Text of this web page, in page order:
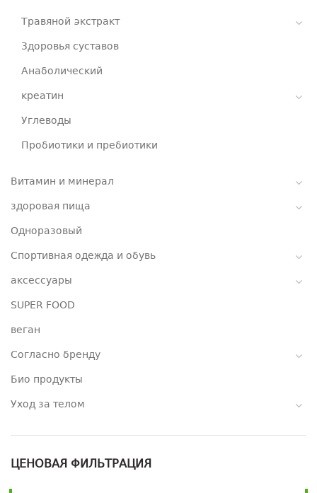
Травяной экстракт
Здоровья суставов
Анаболический
креатин
Углеводы
Пробиотики и пребиотики
Витамин и минерал
здоровая пища
Одноразовый
Спортивная одежда и обувь
аксессуары
SUPER FOOD
веган
Согласно бренду
Био продукты
Уход за телом
ЦЕНОВАЯ ФИЛЬТРАЦИЯ